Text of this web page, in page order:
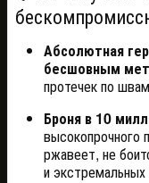
Абсолютная
бесшовным
протечек по
Броня в 10
высокопрочного
ржавеет, не
и